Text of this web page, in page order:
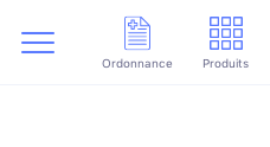
Ordonnance Produits